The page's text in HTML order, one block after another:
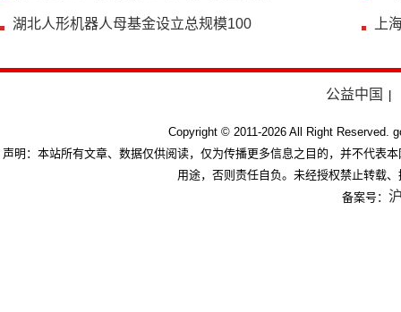
湖北人形机器人母基金设立总规模100 上
公益中国
Copyright © 2011-2026 All Right Reserved.
声明：本站所有文章、数据仅供阅读，仅为传播更多信息之目的，并不代表
用途，否则责任自负。未经授权禁止转载
备案号：